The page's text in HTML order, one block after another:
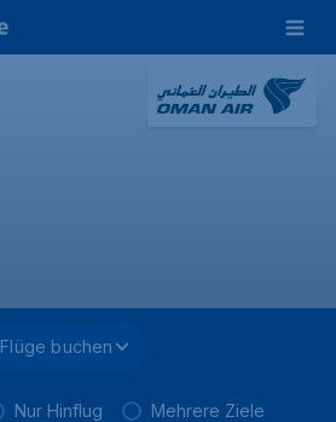
Flüge buchen
Nur Hinflug Mehrere Ziele